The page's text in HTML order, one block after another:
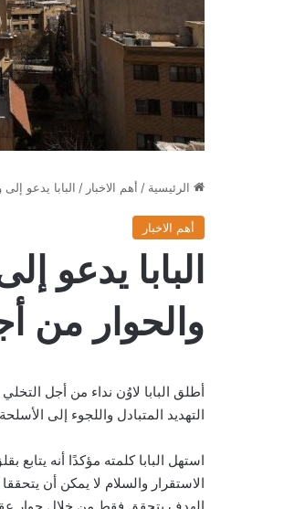
الرئيسية / أهم الاخبار / البابا يدعو
أهم الاخبار
البابا
والحوار من
أطلق البابا لاوُن نداء من أجل
التهديد المتبادل واللجوء إلى
استهل البابا كلمته مؤكدًا أنه
الاستقرار والسلام لا يمكن أن
الهدف يتحقق فقط من خلال حوار